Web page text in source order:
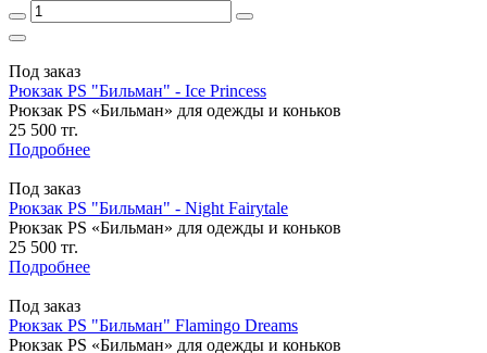
Под заказ
Рюкзак PS "Бильман" - Ice Princess
Рюкзак PS «Бильман» для одежды и коньков
25 500 тг.
Подробнее
Под заказ
Рюкзак PS "Бильман" - Night Fairytale
Рюкзак PS «Бильман» для одежды и коньков
25 500 тг.
Подробнее
Под заказ
Рюкзак PS "Бильман" Flamingo Dreams
Рюкзак PS «Бильман» для одежды и коньков